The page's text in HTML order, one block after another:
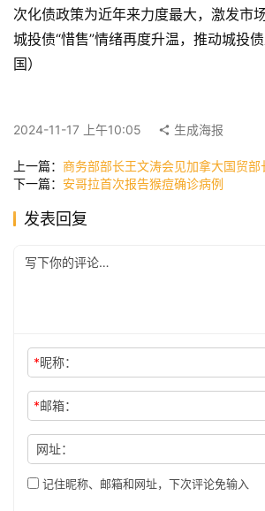
首
页
讯
公
司
科
次化债政策为近年来力度最大，激发市
城投债“惜售”情绪再度升温，推动城投
国）
2024-11-17 上午10:05 生成海报
上一篇： 商务部部长王文涛会见加拿大国贸部
下一篇： 安哥拉首次报告猴痘确诊病例
发表回复
*昵称：
*邮箱：
网址：
记住昵称、邮箱和网址，下次评论免输入